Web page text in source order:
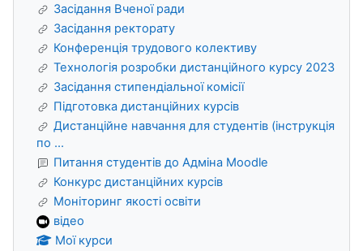
Засідання Вченої ради
Засідання ректорату
Конференція трудового колективу
Технологія розробки дистанційного курсу 2023
Засідання стипендіальної комісії
Підготовка дистанційних курсів
Дистанційне навчання для студентів (інструкція
по ...
Питання студентів до Адміна Moodle
Конкурс дистанційних курсів
Моніторинг якості освіти
відео
Мої курси